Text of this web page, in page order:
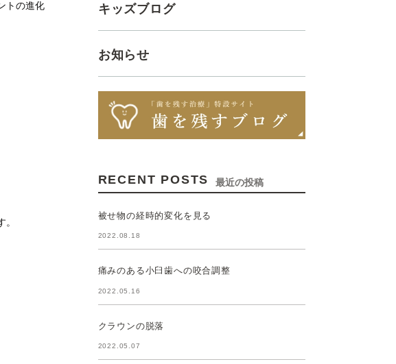
トの進化 キッズブログ
お知らせ
RECENT POSTS 最近の投稿
被せ物の経時的変化を見る
2022.08.18
痛みのある小臼歯への咬合調整
2022.05.16
クラウンの脱落
2022.05.07